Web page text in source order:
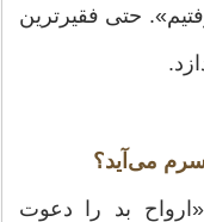
حتی فقیرترین
بد را دعوت